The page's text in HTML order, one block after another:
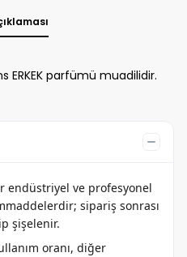
ERKEK parfümü muadilidir.
endüstriyel ve profesyonel
sipariş sonrası
şişelenir.
oranı, diğer